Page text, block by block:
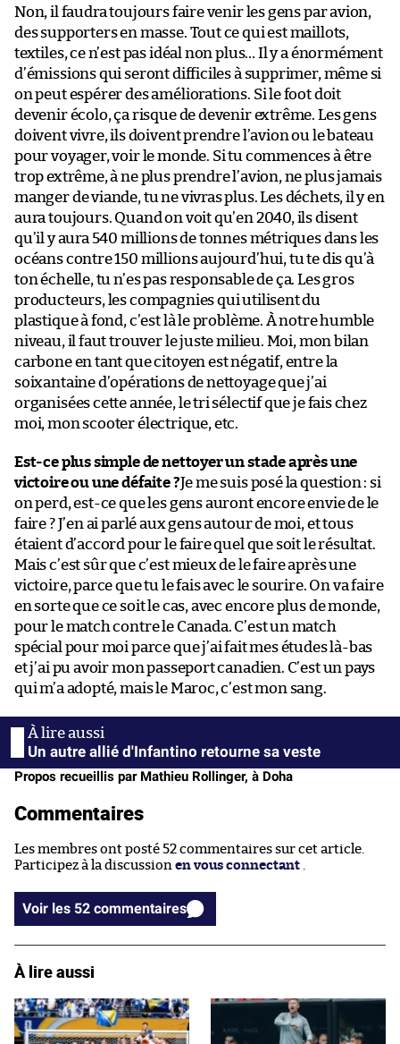
Non, il faudra toujours faire venir les gens par avion,
des supporters en masse. Tout ce qui est maillots,
textiles, ce n’est pas idéal non plus… Il y a énormément
d’émissions qui seront difficiles à supprimer, même si
on peut espérer des améliorations. Si le foot doit
devenir écolo, ça risque de devenir extrême. Les gens
doivent vivre, ils doivent prendre l’avion ou le bateau
pour voyager, voir le monde. Si tu commences à être
trop extrême, à ne plus prendre l’avion, ne plus jamais
manger de viande, tu ne vivras plus. Les déchets, il y en
aura toujours. Quand on voit qu’en 2040, ils disent
qu’il y aura 540 millions de tonnes métriques dans les
océans contre 150 millions aujourd’hui, tu te dis qu’à
ton échelle, tu n’es pas responsable de ça. Les gros
producteurs, les compagnies qui utilisent du
plastique à fond, c’est là le problème. À notre humble
niveau, il faut trouver le juste milieu. Moi, mon bilan
carbone en tant que citoyen est négatif, entre la
soixantaine d’opérations de nettoyage que j’ai
organisées cette année, le tri sélectif que je fais chez
moi, mon scooter électrique, etc.
Est-ce plus simple de nettoyer un stade après une
victoire ou une défaite ?Je me suis posé la question : si
on perd, est-ce que les gens auront encore envie de le
faire ? J’en ai parlé aux gens autour de moi, et tous
étaient d’accord pour le faire quel que soit le résultat.
Mais c’est sûr que c’est mieux de le faire après une
victoire, parce que tu le fais avec le sourire. On va faire
en sorte que ce soit le cas, avec encore plus de monde,
pour le match contre le Canada. C’est un match
spécial pour moi parce que j’ai fait mes études là-bas
et j’ai pu avoir mon passeport canadien. C’est un pays
qui m’a adopté, mais le Maroc, c’est mon sang.
Un autre allié d'Infantino retourne sa veste
Propos recueillis par Mathieu Rollinger, à Doha
Commentaires
Les membres ont posté 52 commentaires sur cet article.
Participez à la discussion en vous connectant .
Voir les 52 commentaires
À lire aussi